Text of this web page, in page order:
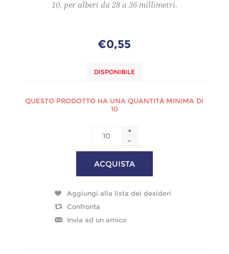
10, per alberi da 28 a 36 millimetri.
€0,55
DISPONIBILE
QUESTO PRODOTTO HA UNA QUANTITÀ MINIMA DI
10
+
-